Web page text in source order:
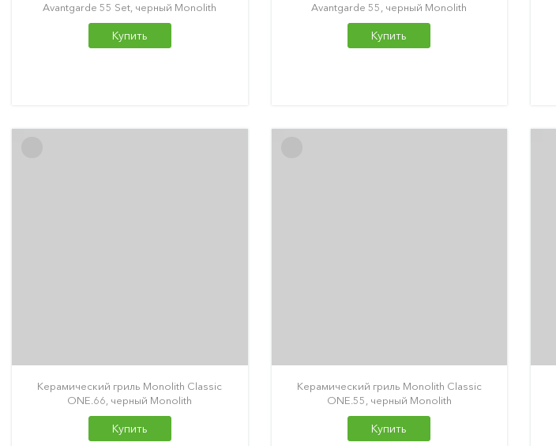
Avantgarde 55 Set, черный Monolith
Купить
Avantgarde 55, черный Monolith
Купить
Керамический гриль Monolith Classic
ONE.66, черный Monolith
Купить
Керамический гриль Monolith Classic
ONE.55, черный Monolith
Купить